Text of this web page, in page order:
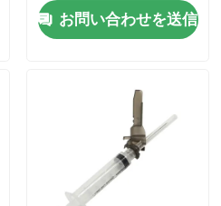
お問い合わせを送信